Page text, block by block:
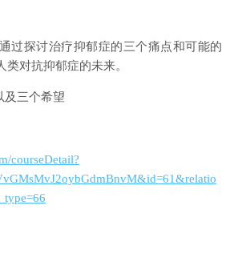
过探讨治疗抑郁症的三个痛点和可能的
对抗抑郁症的未来。
及三个希望
courseDetail?